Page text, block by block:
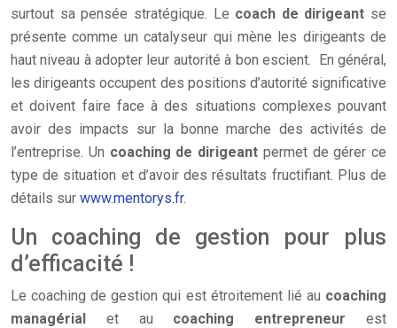
surtout sa pensée stratégique. Le coach de dirigeant se
présente comme un catalyseur qui mène les dirigeants de
haut niveau à adopter leur autorité à bon escient. En général,
les dirigeants occupent des positions d’autorité significative
et doivent faire face à des situations complexes pouvant
avoir des impacts sur la bonne marche des activités de
l’entreprise. Un coaching de dirigeant permet de gérer ce
type de situation et d’avoir des résultats fructifiant. Plus de
détails sur www.mentorys.fr.
Un coaching de gestion pour plus
d’efficacité !
Le coaching de gestion qui est étroitement lié au coaching
managérial et au coaching entrepreneur est